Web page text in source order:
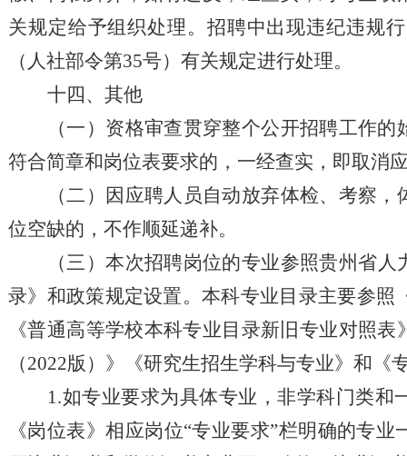
关规定给予组织处理。招聘中出现违纪违规
（人社部令第35号）有关规定进行处理。
十四、 其他
（一）资格审查贯穿整个公开招聘工作的
符合简章和岗位表要求的， 一经查实，即取消
（二）因应聘人员自动放弃体检、考察 ，
位空缺的，不作顺延递补。
（三 ）本次招聘岗位的专业参照贵州省人
录》和政策规定设置。本科专业目录主要参照
《普通高等学校本科专业目录新旧专业对照表
（2022版） 》
《研究生招生学科与专业》和《
1.如专业要求为具体专业，非学科门类
《岗位表》相应岗位“专业要求”栏明确的专